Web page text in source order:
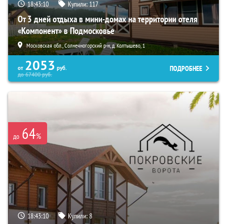
18:43:09 Купили: 117
От 3 дней отдыха в мини-домах на территории отеля
«Компонент» в Подмосковье
Московская обл., Солнечногорский р-н, д. Колтышево, 1
от 2053 руб.
до67400руб.
ПОДРОБНЕЕ
до 64%
18:43:09 Купили:8